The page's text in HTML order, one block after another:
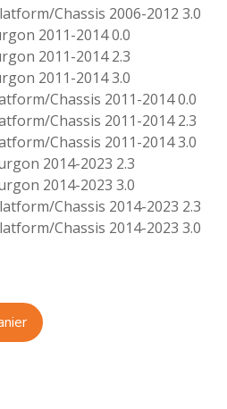
Chassis 2006-2012 3.0
2011-2014 0.0
2011-2014 2.3
2011-2014 3.0
Chassis 2011-2014 0.0
Chassis 2011-2014 2.3
Chassis 2011-2014 3.0
2014-2023 2.3
2014-2023 3.0
Chassis 2014-2023 2.3
Chassis 2014-2023 3.0